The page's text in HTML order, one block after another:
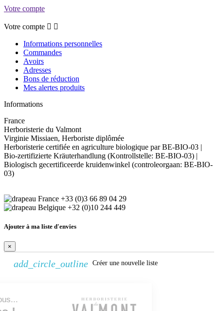
Bonjour c'est nous...
Votre compte
Votre compte  
Informations personnelles
Commandes
Avoirs
Adresses
Bons de réduction
Mes alertes produits
Informations
France
Herboristerie du Valmont
Virginie Missiaen, Herboriste diplômée
Herboristerie certifiée en agriculture biologique par BE-BIO-03 |
Bio-zertifizierte Kräuterhandlung (Kontrollstelle: BE-BIO-03) |
Biologisch gecertificeerde kruidenwinkel (controleorgaan: BE-BIO-
03)
+33 (0)3 66 89 04 29
+32 (0)10 244 449
Ajouter à ma liste d'envies
×
add_circle_outline Créer une nouvelle liste